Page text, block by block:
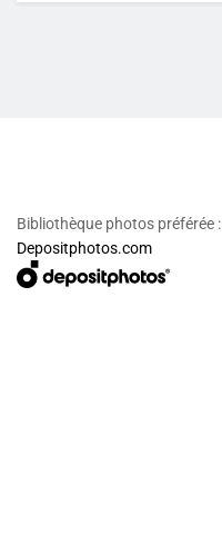
Bibliothèque photos préférée :
Depositphotos.com